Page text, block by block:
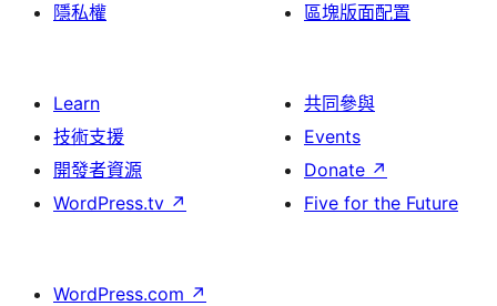
隱私權
區塊版面配置
Learn
技術支援
開發者資源
WordPress.tv ↗
共同參與
Events
Donate ↗
Five for the Future
WordPress.com ↗